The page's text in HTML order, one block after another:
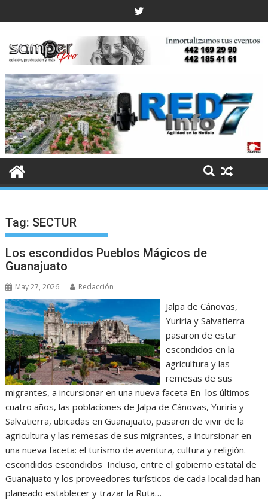
to
Tag: SECTUR
Los escondidos Pueblos Mágicos de
Guanajuato
May 27, 2026 Redacción
Jalpa de Cánovas,
Yuriria y Salvatierra
pasaron de estar
escondidos en la
agricultura y las
remesas de sus
migrantes, a incursionar en una nueva faceta En los últimos
cuatro años, las poblaciones de Jalpa de Cánovas, Yuriria y
Salvatierra, ubicadas en Guanajuato, pasaron de vivir de la
agricultura y las remesas de sus migrantes, a incursionar en
una nueva faceta: el turismo de aventura, cultura y religión.
escondidos escondidos Incluso, entre el gobierno estatal de
Guanajuato y los proveedores turísticos de cada localidad han
planeado establecer y trazar la Ruta…